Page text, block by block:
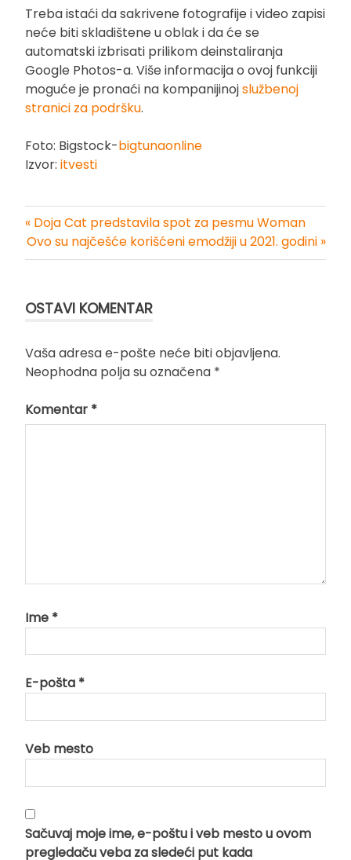
Treba istaći da sakrivene fotografije i video zapisi
neće biti skladištene u oblak i da će se
automatski izbrisati prilikom deinstaliranja
Google Photos-a. Više informacija o ovoj funkciji
moguće je pronaći na kompanijinojslužbenoj
stranici za podršku.
Foto: Bigstock-bigtunaonline
Izvor: itvesti
Kretanje
« Doja Cat predstavila spot za pesmu Woman
Ovo su najčešće korišćeni emodžiji u 2021. godini »
OSTAVI KOMENTAR
Vaša adresa e-pošte neće biti objavljena.
Neophodna polja su označena *
Komentar *
Ime *
E-pošta *
Veb mesto
Sačuvaj moje ime, e-poštu i veb mesto u ovom
pregledaču veba za sledeći put kada